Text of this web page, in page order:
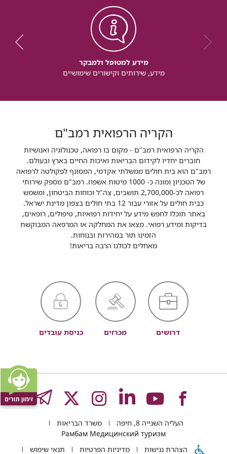
מידע למטופל ולמבקר
מידע, שירותים וקישורים שימושיים
הקריה הרפואית רמב"ם
הקריה הרפואית רמב"ם - מקום בו רפואה, טכנולוגיה ואנושיות
חוברים יחדיו לקידום הבריאות ואיכות החיים בארץ ובעולם.
רמב"ם הוא בית חולים ממשלתי אקדמי, המסונף לפקולטה לרפואה
של הטכניון ומונה כ- 1000 מיטות אשפוז. רמב"ם מספק שירותי
רפואה לכ-2,700,000 תושבים, צה"ל וכוחות הביטחון, ומשמש
כבית חולים על אזורי עבור 12 בתי חולים בצפון מדינת ישראל.
באתר תוכלו לחפש מידע על יחידות רפואיות, טיפולים, רופאים,
בדיקות ומידע רפואי. מצאו את המחלקה או המרפאה המבוקשת
הזמינו תור במהירות ובנוחות.
מאחלים לכולנו הרבה בריאות!
דרושים מכרזים כניסת עובדים
לעמוד
של
לעמוד
של
לעמוד
של
לעמוד
של
לעמוד
של
העליה השנייה 8, חיפה
משרד הבריאות
Рамбам Медицинский туризм
הצהרת נגישות
מדיניות הפרטיות תנאי שימוש